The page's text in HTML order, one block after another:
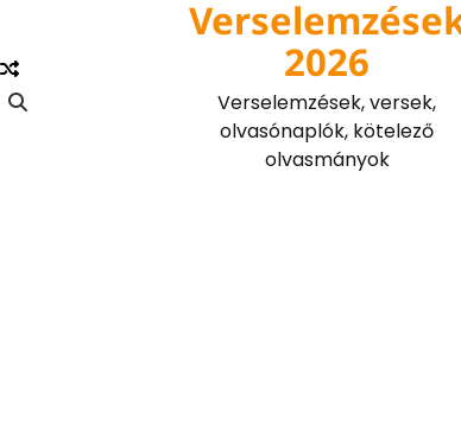
content
2026
Verselemzések, versek,
olvasónaplók, kötelező
olvasmányok